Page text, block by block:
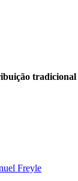
tradicional
Freyle